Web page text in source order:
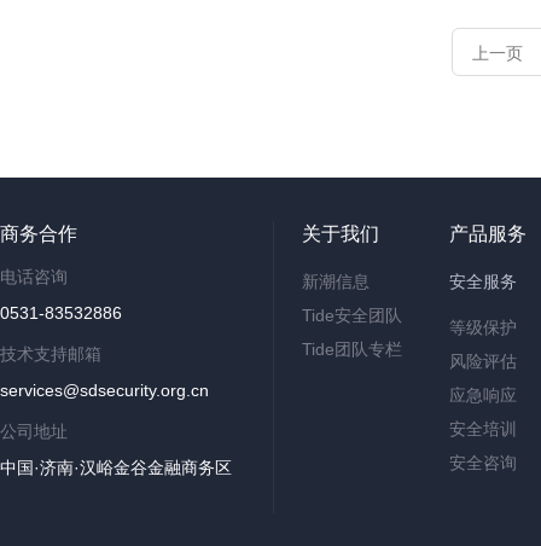
上一页
商务合作
电话咨询
0531-83532886
技术支持邮箱
services@sdsecurity.org.cn
公司地址
中国·济南·汉峪金谷金融商务区
关于我们
新潮信息
Tide安全团队
Tide团队专栏
产品服务
安全服务
等级保护
风险评估
应急响应
安全培训
安全咨询